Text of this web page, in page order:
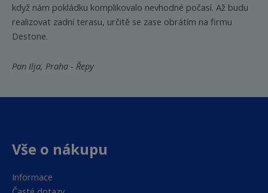
když nám pokládku komplikovalo nevhodné počasí. Až budu
realizovat zadní terasu, určitě se zase obrátím na firmu
Destone.
Pan Ilja, Praha - Řepy
Vše o nákupu
Informace